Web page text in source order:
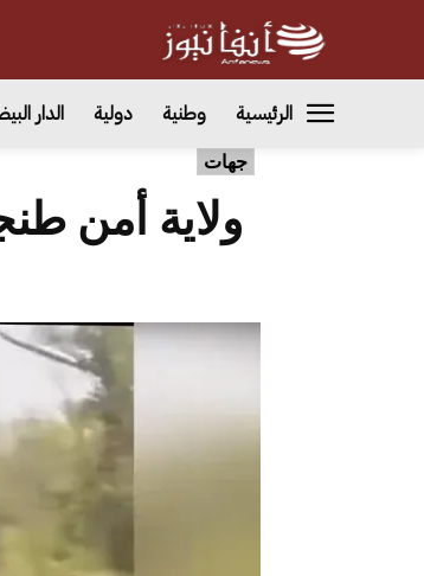
الرئيسية وطنية دولية الدار
جهات
ولاية أمن